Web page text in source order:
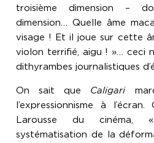
troisième dimension –
dimension… Quelle âme
visage ! Et il joue sur cette
violon terrifié, aigu ! »… ceci
dithyrambes journalistiques
On sait que Caligari
l’expressionnisme à
Larousse du
systématisation de la